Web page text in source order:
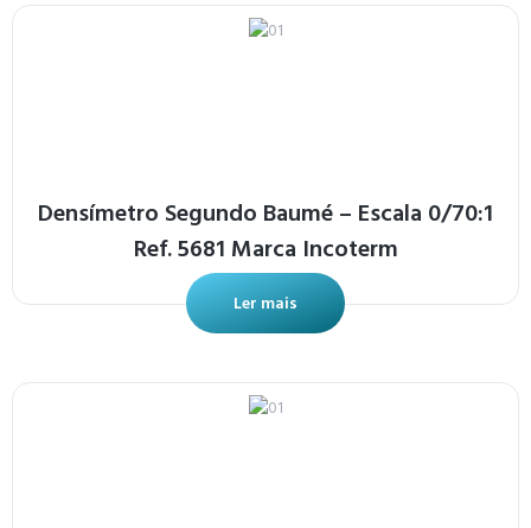
Densímetro Segundo Baumé – Escala 0/70:1
Ref. 5681 Marca Incoterm
Ler mais